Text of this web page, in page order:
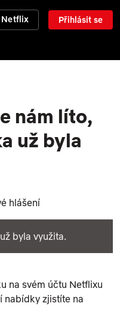
Netflix Přihlásit se
nám líto,
už byla
hlášení
byla využita.
na svém účtu Netflixu
nabídky zjistíte na